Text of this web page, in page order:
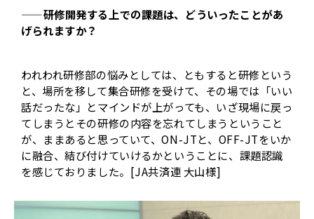
——研修開発する上での課題は、どういったことがあ
げられますか？
われわれ研修部の悩みとしては、ともすると研修という
と、場所を移して集合研修を受けて、その場では「いい
話だったな」とマインドが上がっても、いざ現場に戻っ
てしまうとその研修の内容を忘れてしまうということ
が、ままあると思っていて、ON-JTと、OFF-JTをいか
に融合、結び付けていけるかということに、課題認識
を感じておりました。[JA共済連 大山様]